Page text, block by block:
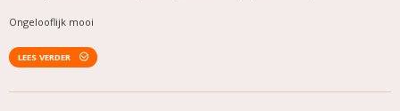
Ongelooflijk mooi
LEES VERDER